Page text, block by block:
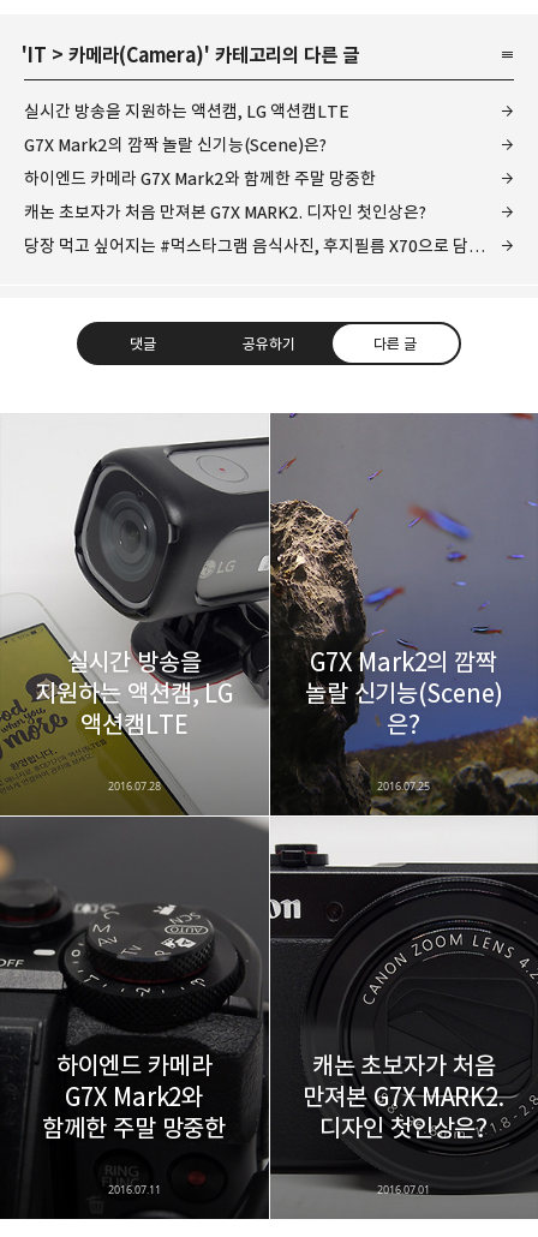
'IT > 카메라(Camera)' 카테고리의 다른 글
실시간 방송을 지원하는 액션캠, LG 액션캠LTE
G7X Mark2의 깜짝 놀랄 신기능(Scene)은?
하이엔드 카메라 G7X Mark2와 함께한 주말 망중한
캐논 초보자가 처음 만져본 G7X MARK2. 디자인 첫인상은?
당장 먹고 싶어지는 #먹스타그램 음식사진, 후지필름 X70으로 담다.
댓글 공유하기 다른 글
레이니아
다방면의 깊은 관심과 얕은 이해도를 갖춘 보편적
비주류이자 진화하는 영원한 주변인.
구독하기
구독하기 카카오톡
카카오스토리 밴드 네이버 블로그
실시간 방송을
지원하는 액션캠, LG
액션캠LTE
2016.07.28
G7X Mark2의 깜짝
놀랄 신기능(Scene)
은?
2016.07.25
하이엔드 카메라
G7X Mark2와
함께한 주말 망중한
2016.07.11
캐논 초보자가 처음
만져본 G7X MARK2.
디자인 첫인상은?
2016.07.01